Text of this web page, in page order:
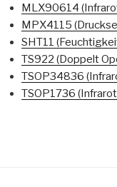
MLX90614
MPX4115
SHT11
TS922 (Doppelt
TSOP34836
TSOP1736